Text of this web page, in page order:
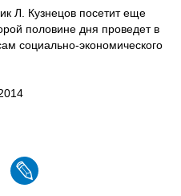
Л. Кузнецов посетит еще
половине дня проведет в
социально-экономического